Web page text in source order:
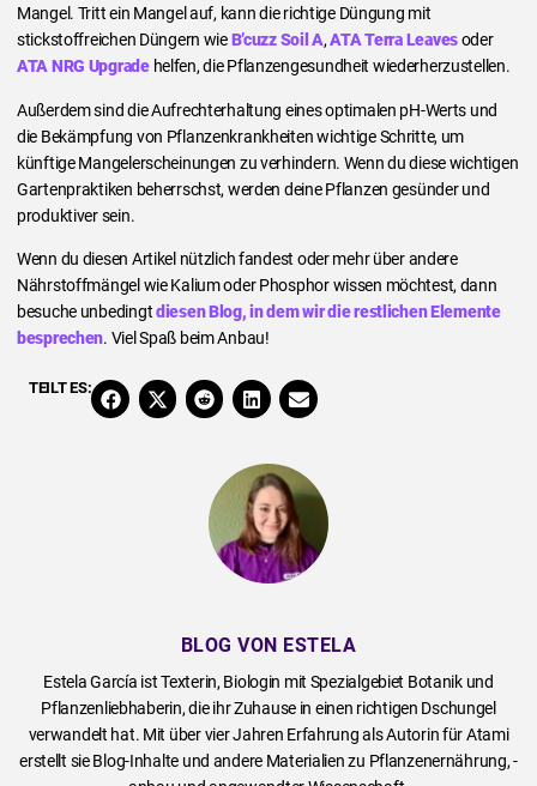
Mangel. Tritt ein Mangel auf, kann die richtige Düngung mit
stickstoffreichen Düngern wieB’cuzz Soil A,ATA Terra Leavesoder
ATA NRG Upgradehelfen, die Pflanzengesundheit wiederherzustellen.
Außerdem sind die Aufrechterhaltung eines optimalen pH-Werts und
die Bekämpfung von Pflanzenkrankheiten wichtige Schritte, um
künftige Mangelerscheinungen zu verhindern. Wenn du diese wichtigen
Gartenpraktiken beherrschst, werden deine Pflanzen gesünder und
produktiver sein.
Wenn du diesen Artikel nützlich fandest oder mehr über andere
Nährstoffmängel wie Kalium oder Phosphor wissen möchtest, dann
besuche unbedingtdiesen Blog, in dem wir die restlichen Elemente
besprechen. Viel Spaß beim Anbau!
TEILT ES:
BLOG VON ESTELA
Estela García ist Texterin, Biologin mit Spezialgebiet Botanik und
Pflanzenliebhaberin, die ihr Zuhause in einen richtigen Dschungel
verwandelt hat. Mit über vier Jahren Erfahrung als Autorin für Atami
erstellt sie Blog-Inhalte und andere Materialien zu Pflanzenernährung, -